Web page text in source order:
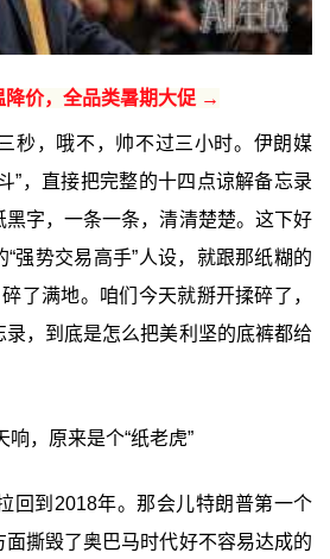
降价，全品类暑期大促 →
秒，哦不，帅不过三小时。伊朗媒
”，直接把完整的十四点谅解备忘录
字，一条一条，清清楚楚。这下好
强势交易高手”人设，就跟那纸糊的
了满地。咱们今天就掰开揉碎了，
，到底是怎么把美利坚的底裤都给
，原来是个“纸老虎”
回到2018年。那会儿特朗普第一个
撕毁了奥巴马时代好不容易达成的